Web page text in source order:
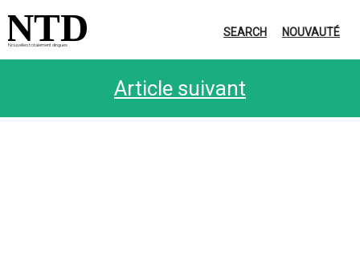
Nouvelles totalement dingues
NTD SEARCH NOUVAUTÉ
Article suivant